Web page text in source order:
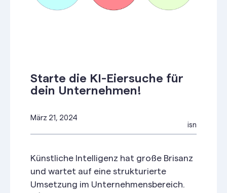
Starte die KI-Eiersuche für
dein Unternehmen!
März 21, 2024
isn
Künstliche Intelligenz hat große Brisanz
und wartet auf eine strukturierte
Umsetzung im Unternehmensbereich.